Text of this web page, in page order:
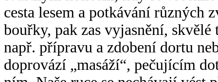
cesta lesem a potkávání různých
bouřky, pak zas vyjasnění,
např. přípravu a zdobení dortu
doprovází „masáží“, pečujícím